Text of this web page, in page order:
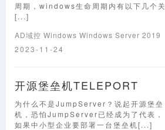
周期，windows生命周期内有以下几个关
[...]
AD域控 Windows Windows Server 2019
2023-11-24
开源堡垒机TELEPORT
为什么不是JumpServer？说起开源堡垒
机，恐怕JumpServer已经成为了代表，
如果中小型企业要部署一台堡垒机[...]